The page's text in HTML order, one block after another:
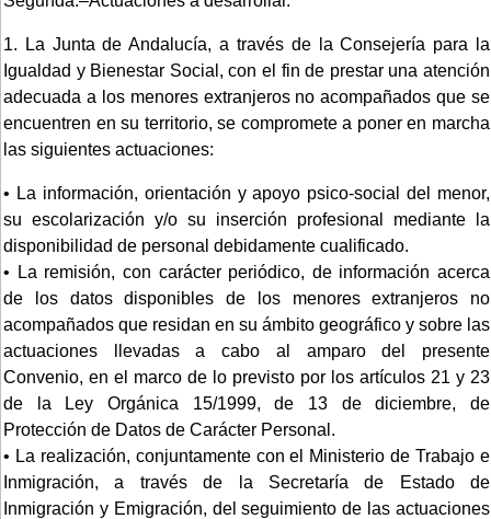
1. La Junta de Andalucía, a través de la Consejería para la
Igualdad y Bienestar Social, con el fin de prestar una atención
adecuada a los menores extranjeros no acompañados que se
encuentren en su territorio, se compromete a poner en marcha
las siguientes actuaciones:
• La información, orientación y apoyo psico-social del menor,
su escolarización y/o su inserción profesional mediante la
disponibilidad de personal debidamente cualificado.
• La remisión, con carácter periódico, de información acerca
de los datos disponibles de los menores extranjeros no
acompañados que residan en su ámbito geográfico y sobre las
actuaciones llevadas a cabo al amparo del presente
Convenio, en el marco de lo previsto por los artículos 21 y 23
de la Ley Orgánica 15/1999, de 13 de diciembre, de
Protección de Datos de Carácter Personal.
• La realización, conjuntamente con el Ministerio de Trabajo e
Inmigración, a través de la Secretaría de Estado de
Inmigración y Emigración, del seguimiento de las actuaciones